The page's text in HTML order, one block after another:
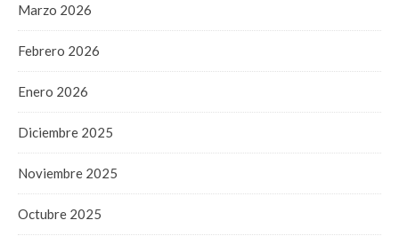
Marzo 2026
Febrero 2026
Enero 2026
Diciembre 2025
Noviembre 2025
Octubre 2025